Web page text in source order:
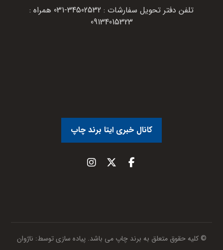
تلفن دفتر تحویل سفارشات : 34502532-031 همراه :
09134015323
کانال خبری ایتا برند چاپ
© کلیه حقوق متعلق به برند چاپ می باشد. پیاده سازی توسط: ناژوان